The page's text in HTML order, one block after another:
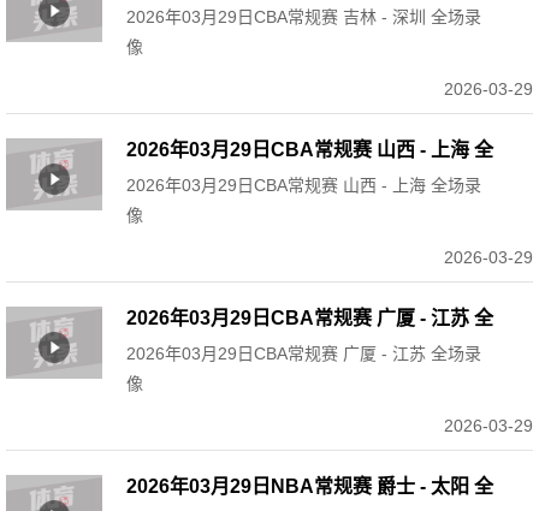
场录像
2026年03月29日CBA常规赛 吉林 - 深圳 全场录
像
2026-03-29
2026年03月29日CBA常规赛 山西 - 上海 全
场录像
2026年03月29日CBA常规赛 山西 - 上海 全场录
像
2026-03-29
2026年03月29日CBA常规赛 广厦 - 江苏 全
场录像
2026年03月29日CBA常规赛 广厦 - 江苏 全场录
像
2026-03-29
2026年03月29日NBA常规赛 爵士 - 太阳 全